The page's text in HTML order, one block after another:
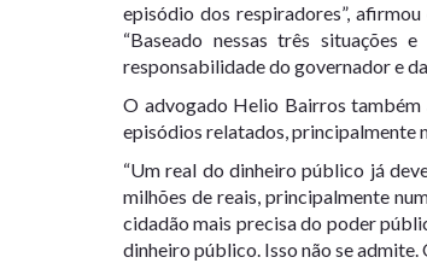
episódio dos respiradores”,
“Baseado nessas três
responsabilidade do governador e
O advogado Helio Bairros também
episódios relatados, principalmente
“Um real do dinheiro público já
milhões de reais, principalmente
cidadão mais precisa do poder
dinheiro público. Isso não se admite.